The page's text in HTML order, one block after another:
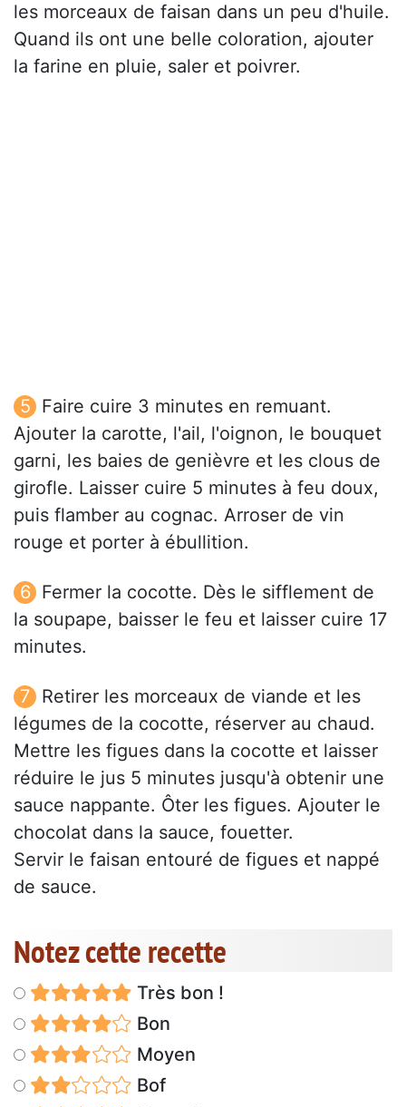
les morceaux de faisan dans un peu d'huile.
Quand ils ont une belle coloration, ajouter
la farine en pluie, saler et poivrer.
Faire cuire 3 minutes en remuant.
Ajouter la carotte, l'ail, l'oignon, le bouquet
garni, les baies de genièvre et les clous de
girofle. Laisser cuire 5 minutes à feu doux,
puis flamber au cognac. Arroser de vin
rouge et porter à ébullition.
Fermer la cocotte. Dès le sifflement de
la soupape, baisser le feu et laisser cuire 17
minutes.
Retirer les morceaux de viande et les
légumes de la cocotte, réserver au chaud.
Mettre les figues dans la cocotte et laisser
réduire le jus 5 minutes jusqu'à obtenir une
sauce nappante. Ôter les figues. Ajouter le
chocolat dans la sauce, fouetter.
Servir le faisan entouré de figues et nappé
de sauce.
Notez cette recette
Très bon !
Bon
Moyen
Bof